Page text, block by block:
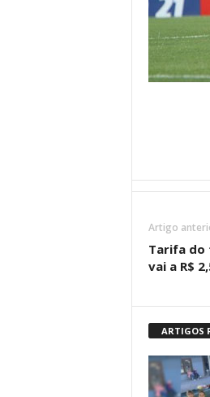
Artigo
Tarifa
vai a R$
ARTIGOS